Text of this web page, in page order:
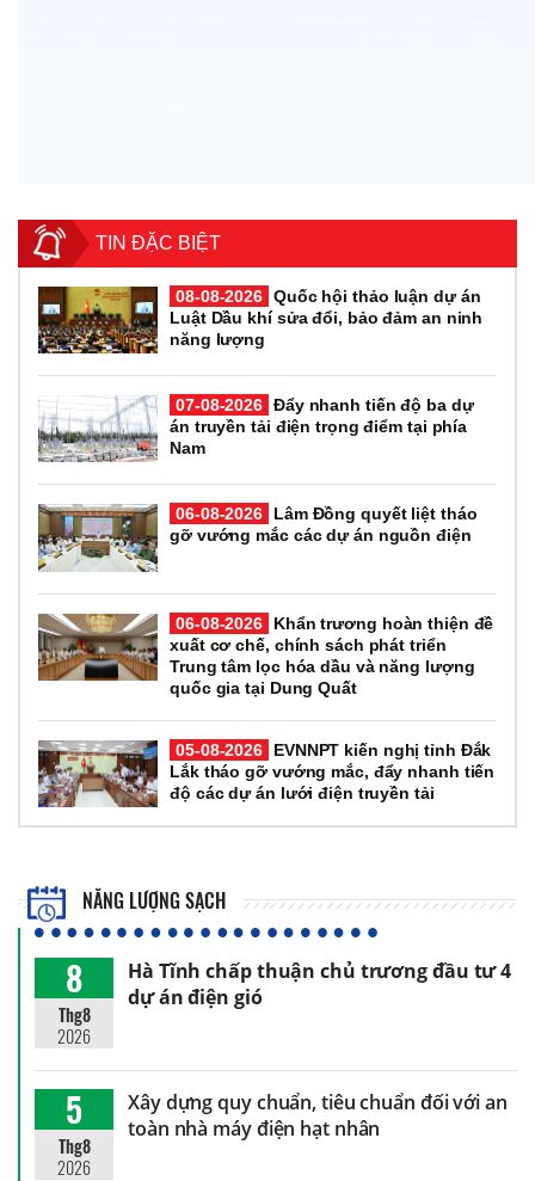
TIN ĐẶC BIỆT
08-08-2026 Quốc hội thảo luận dự án
Luật Dầu khí sửa đổi, bảo đảm an ninh
năng lượng
07-08-2026 Đẩy nhanh tiến độ ba dự
án truyền tải điện trọng điểm tại phía
Nam
06-08-2026
Lâm Đồng quyết liệt tháo
gỡ vướng mắc các dự án nguồn điện
06-08-2026
Khẩn trương hoàn thiện đề
xuất cơ chế, chính sách phát triển
Trung tâm lọc hóa dầu và năng lượng
quốc gia tại Dung Quất
05-08-2026
EVNNPT kiến nghị tỉnh Đắk
Lắk tháo gỡ vướng mắc, đẩy nhanh tiến
độ các dự án lưới điện truyền tải
NĂNG LƯỢNG SẠCH
8
Thg8
2026
Hà Tĩnh chấp thuận chủ trương đầu tư 4
dự án điện gió
5
Thg8
2026
Xây dựng quy chuẩn, tiêu chuẩn đối với an
toàn nhà máy điện hạt nhân